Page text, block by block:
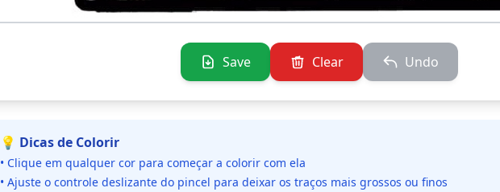
Save Clear Undo
💡 Dicas de Colorir
• Clique em qualquer cor para começar a colorir com ela
• Ajuste o controle deslizante do pincel para deixar os traços mais grossos ou finos